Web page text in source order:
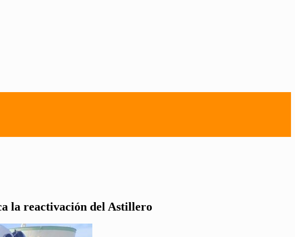
la reactivación del Astillero